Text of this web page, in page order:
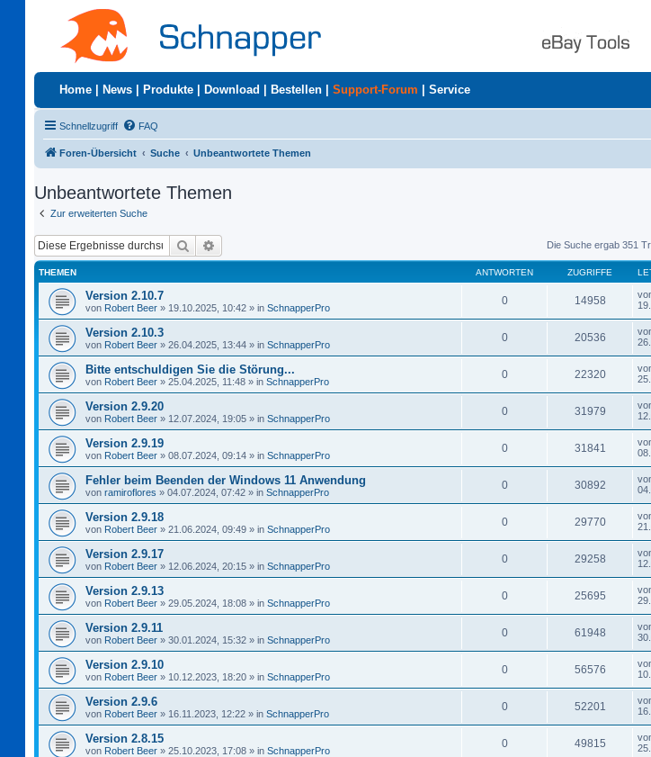
Home News Produkte Download Bestellen Support-Forum Service
Schnellzugriff FAQ
Foren-Übersicht Suche Unbeantwortete Themen
Unbeantwortete Themen
Zur erweiterten Suche
Suche Die Suche ergab 351
THEMEN ANTWORTEN ZUGRIFFE
Version 2.10.7
von Robert Beer » 19.10.2025, 10:42 » in SchnapperPro
0 14958
Version 2.10.3
von Robert Beer » 26.04.2025, 13:44 » in SchnapperPro
0 20536
Bitte entschuldigen Sie die Störung...
von Robert Beer » 25.04.2025, 11:48 » in SchnapperPro
0 22320
Version 2.9.20
von Robert Beer » 12.07.2024, 19:05 » in SchnapperPro
0 31979
Version 2.9.19
von Robert Beer » 08.07.2024, 09:14 » in SchnapperPro
0 31841
Fehler beim Beenden der Windows 11 Anwendung
von ramiroflores » 04.07.2024, 07:42 » in SchnapperPro
0 30892
Version 2.9.18
von Robert Beer » 21.06.2024, 09:49 » in SchnapperPro
0 29770
Version 2.9.17
von Robert Beer » 12.06.2024, 20:15 » in SchnapperPro
0 29258
Version 2.9.13
von Robert Beer » 29.05.2024, 18:08 » in SchnapperPro
0 25695
Version 2.9.11
von Robert Beer » 30.01.2024, 15:32 » in SchnapperPro
0 61948
Version 2.9.10
von Robert Beer » 10.12.2023, 18:20 » in SchnapperPro
0 56576
Version 2.9.6
von Robert Beer » 16.11.2023, 12:22 » in SchnapperPro
0 52201
Version 2.8.15
von Robert Beer » 25.10.2023, 17:08 » in SchnapperPro
0 49815